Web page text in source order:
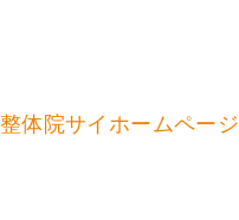
体院サイホームページ